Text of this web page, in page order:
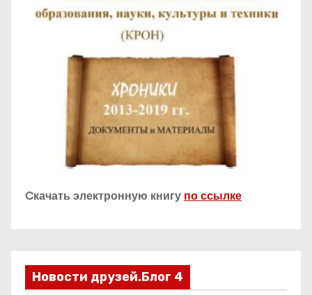
Cкачать электронную книгу по ссылке
Новости друзей.Блог 4